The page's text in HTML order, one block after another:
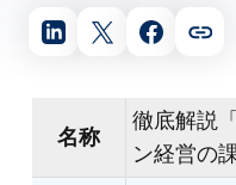
名称
徹底解説
ン経営の